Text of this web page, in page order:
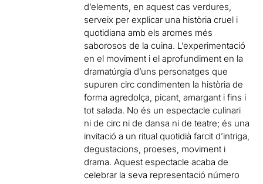
d’elements, en aquest cas verdures,
serveix per explicar una història cruel i
quotidiana amb els aromes més
saborosos de la cuina. L’experimentació
en el moviment i el aprofundiment en la
dramatúrgia d’uns personatges que
supuren circ condimenten la història de
forma agredolça, picant, amargant i fins i
tot salada. No és un espectacle culinari
ni de circ ni de dansa ni de teatre; és una
invitació a un ritual quotidià farcit d’intriga,
degustacions, proeses, moviment i
drama. Aquest espectacle acaba de
celebrar la seva representació número